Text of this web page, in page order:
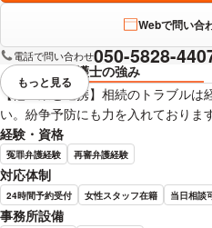
Webで問い合
電話で問い合わせ050-5828-
弁護士の強み
【他士業と連携】相続のトラブルは
い。紛争予防にも力を入れております
経験・資格
冤罪弁護経験 再審弁護経験
対応体制
24時間予約受付 女性スタッフ在籍 当日相談
事務所設備
視覚的に省略されている要素を
もっと見る